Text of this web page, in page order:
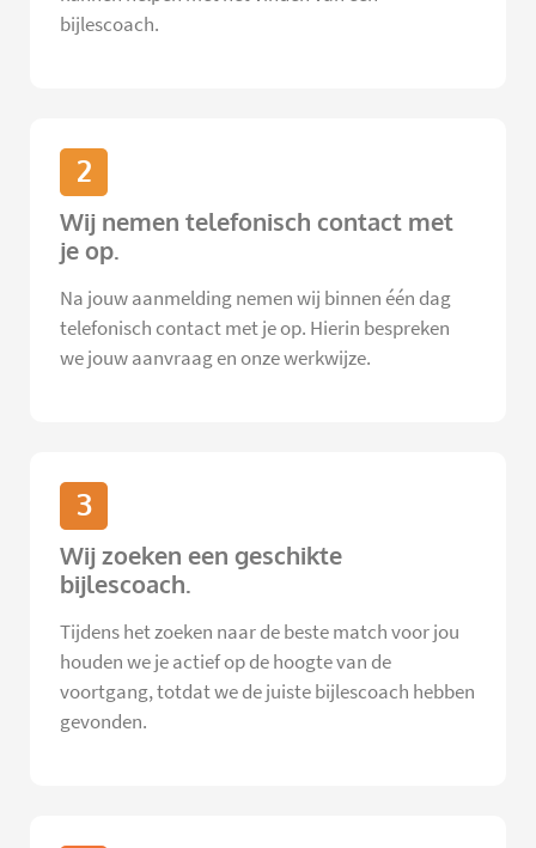
bijlescoach.
2
Wij nemen telefonisch contact met
je op.
Na jouw aanmelding nemen wij binnen één dag
telefonisch contact met je op. Hierin bespreken
we jouw aanvraag en onze werkwijze.
3
Wij zoeken een geschikte
bijlescoach.
Tijdens het zoeken naar de beste match voor jou
houden we je actief op de hoogte van de
voortgang, totdat we de juiste bijlescoach hebben
gevonden.